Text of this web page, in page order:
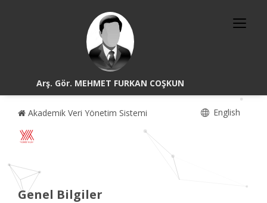
Arş. Gör. MEHMET FURKAN COŞKUN
Akademik Veri Yönetim Sistemi English
Genel Bilgiler